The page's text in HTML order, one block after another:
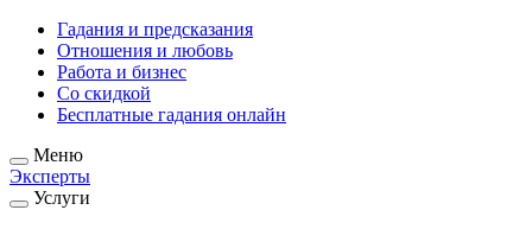
Гадания и предсказания
Отношения и любовь
Работа и бизнес
Со скидкой
Бесплатные гадания онлайн
Меню
Эксперты
Услуги